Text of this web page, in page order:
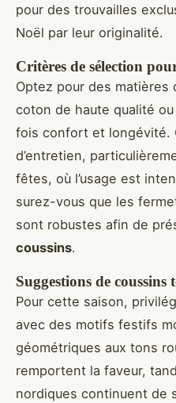
pour des trouvailles
Noël par leur originalité.
Critères de sélection
Optez pour des matières
coton de haute qualité
fois confort et longévité.
d’entretien,
fêtes, où l’usage est
surez-vous que les
sont robustes afin de
coussins.
Suggestions de
Pour cette saison,
avec des motifs festifs
géométriques aux tons
remportent la faveur,
nordiques continuent de